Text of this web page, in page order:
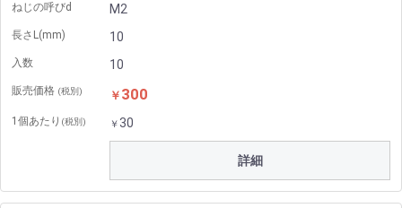
ねじの呼びd M2
長さL(mm) 10
入数 10
販売価格 (税別) ￥ 300
1個あたり (税別) ￥ 30
詳細